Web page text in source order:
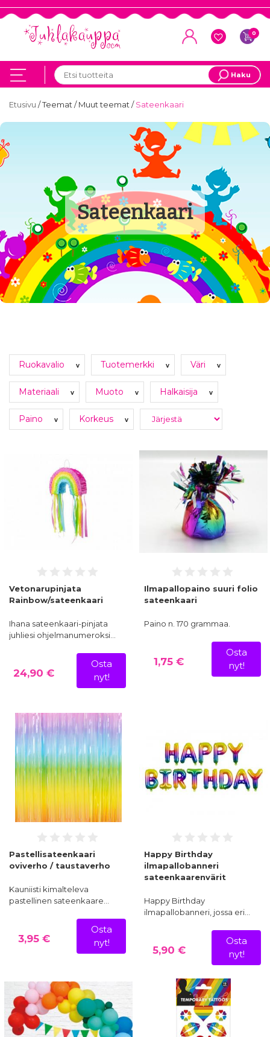
0
Haku
Etusivu /Teemat/Muut teemat/Sateenkaari
Sateenkaari
Ruokavalio v Tuotemerkki v Väri v
Materiaali v Muoto v Halkaisija v
Paino v Korkeus v
Vetonarupinjata
Rainbow/sateenkaari
Ihana sateenkaari-pinjata
juhliesi ohjelmanumeroksi…
24,90 €
Osta
nyt!
Ilmapallopaino suuri folio
sateenkaari
Paino n. 170 grammaa.
1,75 €
Osta
nyt!
Pastellisateenkaari
oviverho / taustaverho
Kauniisti kimalteleva
pastellinen sateenkaare…
3,95 €
Osta
nyt!
Happy Birthday
ilmapallobanneri
sateenkaarenvärit
Happy Birthday
ilmapallobanneri, jossa eri…
5,90 €
Osta
nyt!